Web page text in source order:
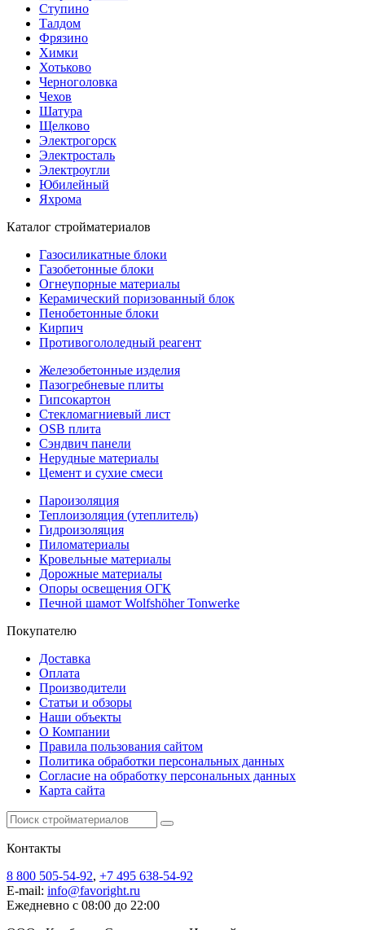
Ступино
Талдом
Фрязино
Химки
Хотьково
Черноголовка
Чехов
Шатура
Щелково
Электрогорск
Электросталь
Электроугли
Юбилейный
Яхрома
Каталог стройматериалов
Газосиликатные блоки
Газобетонные блоки
Огнеупорные материалы
Керамический поризованный блок
Пенобетонные блоки
Кирпич
Противогололедный реагент
Железобетонные изделия
Пазогребневые плиты
Гипсокартон
Стекломагниевый лист
OSB плита
Сэндвич панели
Нерудные материалы
Цемент и сухие смеси
Пароизоляция
Теплоизоляция (утеплитель)
Гидроизоляция
Пиломатериалы
Кровельные материалы
Дорожные материалы
Опоры освещения ОГК
Печной шамот Wolfshöher Tonwerke
Покупателю
Доставка
Оплата
Производители
Статьи и обзоры
Наши объекты
О Компании
Правила пользования сайтом
Политика обработки персональных данных
Согласие на обработку персональных данных
Карта сайта
Контакты
8 800 505-54-92, +7 495 638-54-92
E-mail: info@favoright.ru
Ежедневно с 08:00 до 22:00